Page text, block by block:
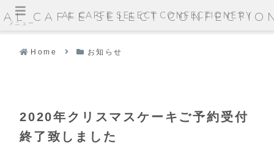
AL CAFFE SELECT
Home お知らせ
2020年クリスマスケーキご予約受付
終了致しました
メニュー
AL CAFFE SELECT CONFECTIONERY